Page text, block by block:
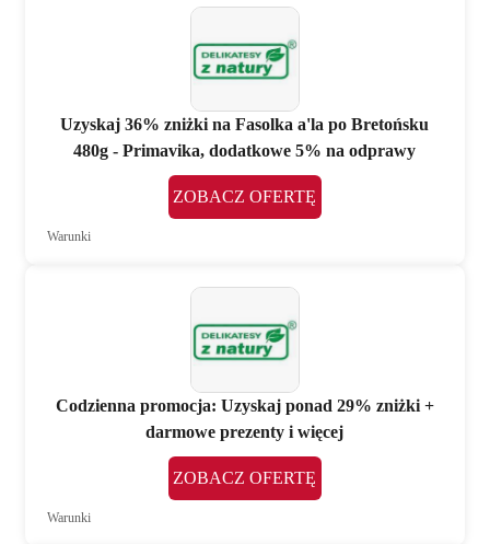
Uzyskaj 36% zniżki na Fasolka a'la po Bretońsku
480g - Primavika, dodatkowe 5% na odprawy
ZOBACZ OFERTĘ
Warunki
Codzienna promocja: Uzyskaj ponad 29% zniżki +
darmowe prezenty i więcej
ZOBACZ OFERTĘ
Warunki